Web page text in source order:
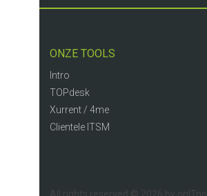
ONZE TOOLS
Intro
TOPdesk
Xurrent / 4me
Clientele ITSM